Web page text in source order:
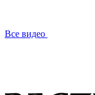
Все видео